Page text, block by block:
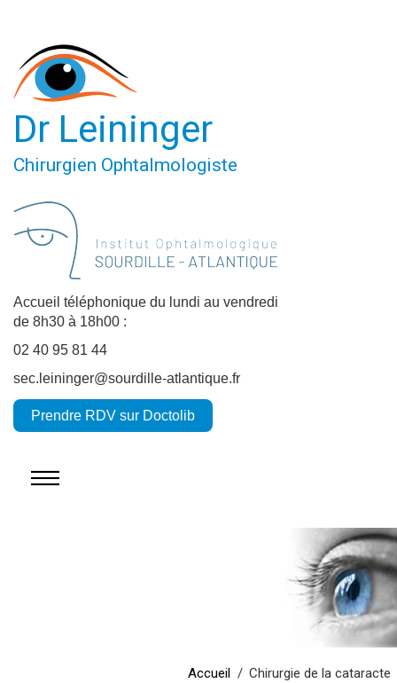
Dr Leininger
Chirurgien Ophtalmologiste
Accueil téléphonique du lundi au vendredi
de 8h30 à 18h00 :
02 40 95 81 44
sec.leininger@sourdille-atlantique.fr
Prendre RDV sur Doctolib
Accueil Chirurgie de la cataracte